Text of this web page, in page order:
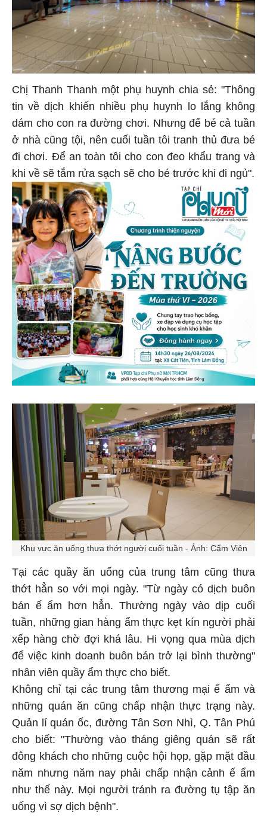
Chị Thanh Thanh một phụ huynh chia sẻ: "Thông
tin về dịch khiến nhiều phụ huynh lo lắng không
dám cho con ra đường chơi. Nhưng để bé cả tuần
ở nhà cũng tội, nên cuối tuần tôi tranh thủ đưa bé
đi chơi. Để an toàn tôi cho con đeo khẩu trang và
khi về sẽ tắm rửa sạch sẽ cho bé trước khi đi ngủ".
Khu vực ăn uống thưa thớt người cuối tuần - Ảnh: Cẩm Viên
Tại các quầy ăn uống của trung tâm cũng thưa
thớt hẳn so với mọi ngày. "Từ ngày có dịch buôn
bán ế ẩm hơn hẳn. Thường ngày vào dịp cuối
tuần, những gian hàng ẩm thực kẹt kín người phải
xếp hàng chờ đợi khá lâu. Hi vọng qua mùa dịch
để việc kinh doanh buôn bán trở lại bình thường"
nhân viên quầy ẩm thực cho biết.
Không chỉ tại các trung tâm thương mại ế ẩm và
những quán ăn cũng chấp nhận thực trạng này.
Quản lí quán ốc, đường Tân Sơn Nhì, Q. Tân Phú
cho biết: "Thường vào tháng giêng quán sẽ rất
đông khách cho những cuộc hội họp, gặp mặt đầu
năm nhưng năm nay phải chấp nhận cảnh ế ẩm
như thế này. Mọi người tránh ra đường tụ tập ăn
uống vì sợ dịch bệnh".